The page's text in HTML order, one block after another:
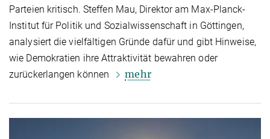
Parteien kritisch. Steffen Mau, Direktor am Max-Planck-
Institut für Politik und Sozialwissenschaft in Göttingen,
analysiert die vielfältigen Gründe dafür und gibt Hinweise,
wie Demokratien ihre Attraktivität bewahren oder
zurückerlangen können
mehr